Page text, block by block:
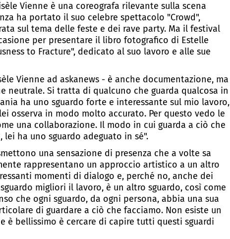
Vienne è una coreografa rilevante sulla scena
ha portato il suo celebre spettacolo "Crowd",
sul tema delle feste e dei rave party. Ma il festival
per presentare il libro fotografico di Estelle
to Fracture", dedicato al suo lavoro e alle sue
Vienne ad askanews - è anche documentazione, ma
neutrale. Si tratta di qualcuno che guarda qualcosa in
ha uno sguardo forte e interessante sul mio lavoro,
osserva in modo molto accurato. Per questo vedo le
una collaborazione. Il modo in cui guarda a ciò che
ha uno sguardo adeguato in sé".
una sensazione di presenza che a volte sa
rappresentano un approccio artistico a un altro
momenti di dialogo e, perché no, anche dei
migliori il lavoro, è un altro sguardo, così come
che ogni sguardo, da ogni persona, abbia una sua
di guardare a ciò che facciamo. Non esiste un
è bellissimo è cercare di capire tutti questi sguardi